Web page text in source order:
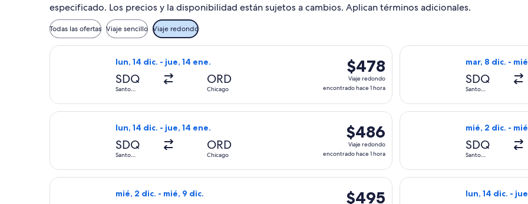
especificado. Los precios y la disponibilidad están sujetos a cambios. Aplican términos adicionales.
Todas las ofertas Viaje sencillo Viaje redondo
lun, 14 dic. - jue, 14 ene.
SDQ
Santo
ORD
Chicago
$478
Viaje
redondo,
encontrado
hace
hora
$478
Viaje redondo
encontrado hace 1 hora
Seleccionar vuelo de Air Canada, con salida el lun, 14 dic. desde Santo Domingo hacia Chicago,
mar, 8 dic. -
SDQ
Santo
Seleccionar
lun, 14 dic. - jue, 14 ene.
SDQ
Santo
ORD
Chicago
$486
Viaje
redondo,
encontrado
hace
$486
Viaje redondo
encontrado hace 1 hora
Seleccionar vuelo de Air Canada, con salida el lun, 14 dic. desde Santo Domingo hacia Chicago,
mié, 2 dic. -
SDQ
Santo
Seleccionar
mié, 2 dic. - mié, 9 dic.
$495
$495
Seleccionar vuelo de American Airlines, con salida el mié, 2 dic. desde Santo Domingo hacia
lun, 14 dic. -
Seleccionar